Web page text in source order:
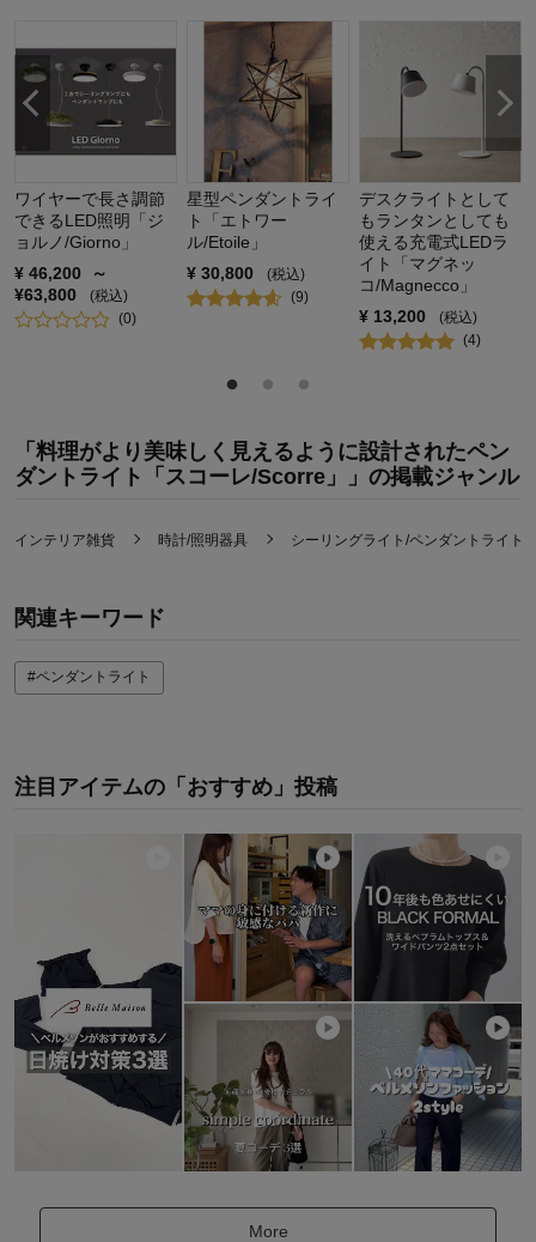
ワイヤーで長さ調節
できるLED照明「ジ
ョルノ/Giorno」
¥ 46,200
～
¥63,800
(税込)
(0)
星型ペンダントライ
ト「エトワー
ル/Etoile」
¥ 30,800
(税込)
(9)
デスクライトとして
もランタンとしても
使える充電式LEDラ
イト「マグネッ
コ/Magnecco」
¥ 13,200
(税込)
(4)
「料理がより美味しく見えるように設計されたペン
ダントライト「スコーレ/Scorre」」の掲載ジャンル
インテリア雑貨 時計/照明器具 シーリングライト/ペンダントライト
関連キーワード
#ペンダントライト
注目アイテムの「おすすめ」投稿
More